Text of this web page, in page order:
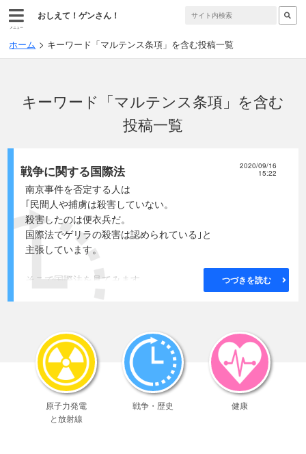
メニュー
おしえて！ゲンさん！
ホーム キーワード「マルテンス条項」を含む投稿一覧
キーワード「マルテンス条項」を含む
投稿一覧
戦争に関する国際法 2020/09/16
15:22
南京事件を否定する人は
｢民間人や捕虜は殺害していない。
殺害したのは便衣兵だ。
国際法でゲリラの殺害は認められている｣と
主張しています。
そこで国際法を見てみます。
本来、戦争はあってはならない事ですから、
武力解決、つまり戦争が認められていたのです。
そこで戦争は仕方がないが、
やって良いことといけないことをルールとして
国際的に決めておこうと作られたのがハ－グ条約です。
ハーグ条約とは、1899年(明治32年)と
つづきを読む
原子力発電
と放射線
戦争・歴史 健康